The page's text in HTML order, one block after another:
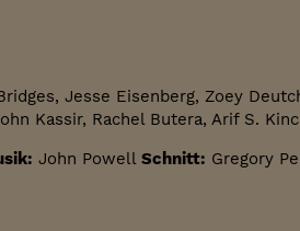
Jesse Eisenberg, Zoey
Kassir, Rachel Butera, Arif S.
John Powell Schnitt: Gregory